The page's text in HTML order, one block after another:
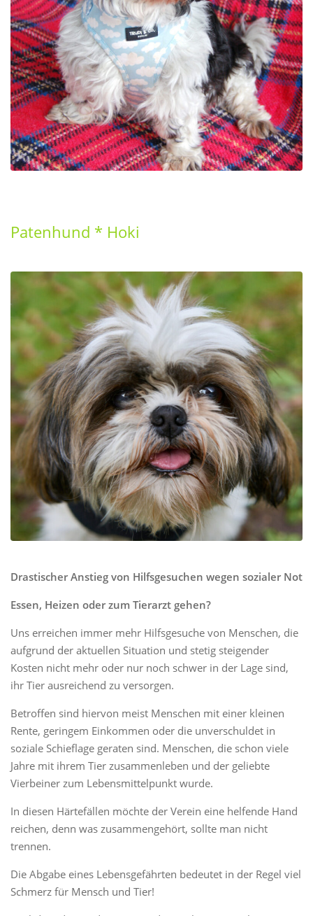
Patenhund * Hoki
Drastischer Anstieg von Hilfsgesuchen wegen sozialer Not
Essen, Heizen oder zum Tierarzt gehen?
Uns erreichen immer mehr Hilfsgesuche von Menschen, die
aufgrund der aktuellen Situation und stetig steigender
Kosten nicht mehr oder nur noch schwer in der Lage sind,
ihr Tier ausreichend zu versorgen.
Betroffen sind hiervon meist Menschen mit einer kleinen
Rente, geringem Einkommen oder die unverschuldet in
soziale Schieflage geraten sind. Menschen, die schon viele
Jahre mit ihrem Tier zusammenleben und der geliebte
Vierbeiner zum Lebensmittelpunkt wurde.
In diesen Härtefällen möchte der Verein eine helfende Hand
reichen, denn was zusammengehört, sollte man nicht
trennen.
Die Abgabe eines Lebensgefährten bedeutet in der Regel viel
Schmerz für Mensch und Tier!